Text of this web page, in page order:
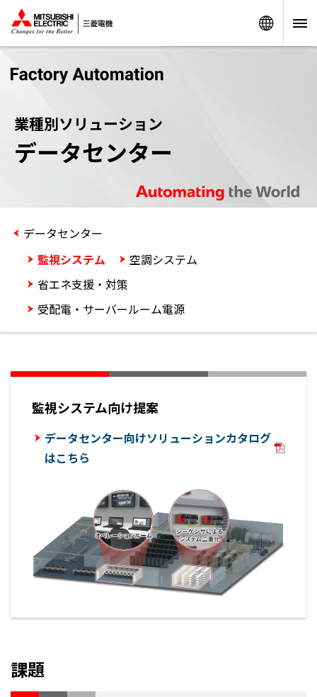
業種別ソリューション
データセンター
データセンター
監視システム
空調システム
省エネ支援・対策
受配電・サーバールーム電源
監視システム向け提案
データセンター向けソリューションカタログ
はこちら
課題